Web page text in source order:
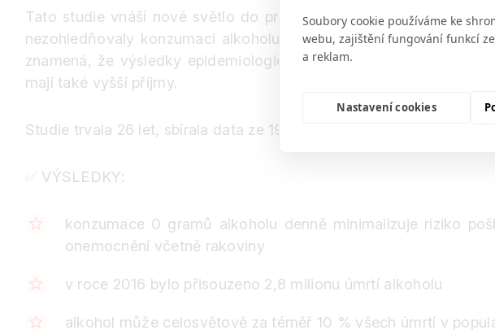
Soubory cookie používáme ke
webu, zajištění fungování funkcí
a reklam.
Nastavení cookies
Tato studie vnáší nové světlo do problematiky díky použití
nezohledňovaly konzumaci alkoholu turisty v jednotlivých
znamená, že výsledky epidemiologických studií mohl ovlivnit
mají také vyšší příjmy.
Studie trvala 26 let, sbírala data ze 195 lokací a podílelo se na ní
VÝSLEDKY:
konzumace 0 gramů alkoholu denně minimalizuje riziko
onemocnění včetně rakoviny
v roce 2016 bylo přisouzeno 2,8 milionu úmrtí alkoholu
alkohol může celosvětově za téměř 10 % všech úmrtí v